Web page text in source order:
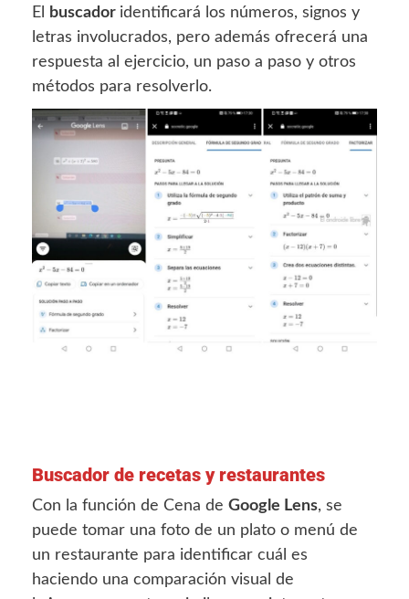
El buscador identificará los números, signos y
letras involucrados, pero además ofrecerá una
respuesta al ejercicio, un paso a paso y otros
métodos para resolverlo.
Buscador de recetas y restaurantes
Con la función de Cena de Google Lens, se
puede tomar una foto de un plato o menú de
un restaurante para identificar cuál es
haciendo una comparación visual de